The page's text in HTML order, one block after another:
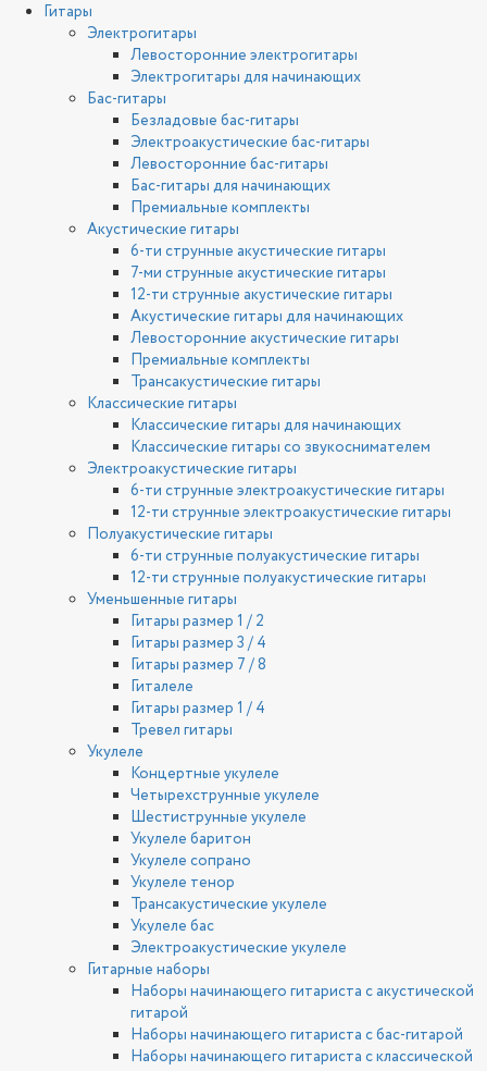
Гитары
Электрогитары
Левосторонние электрогитары
Электрогитары для начинающих
Бас-гитары
Безладовые бас-гитары
Электроакустические бас-гитары
Левосторонние бас-гитары
Бас-гитары для начинающих
Премиальные комплекты
Акустические гитары
6-ти струнные акустические гитары
7-ми струнные акустические гитары
12-ти струнные акустические гитары
Акустические гитары для начинающих
Левосторонние акустические гитары
Премиальные комплекты
Трансакустические гитары
Классические гитары
Классические гитары для начинающих
Классические гитары со звукоснимателем
Электроакустические гитары
6-ти струнные электроакустические гитары
12-ти струнные электроакустические гитары
Полуакустические гитары
6-ти струнные полуакустические гитары
12-ти струнные полуакустические гитары
Уменьшенные гитары
Гитары размер 1 / 2
Гитары размер 3 / 4
Гитары размер 7 / 8
Гиталеле
Гитары размер 1 / 4
Тревел гитары
Укулеле
Концертные укулеле
Четырехструнные укулеле
Шестиструнные укулеле
Укулеле баритон
Укулеле сопрано
Укулеле тенор
Трансакустические укулеле
Укулеле бас
Электроакустические укулеле
Гитарные наборы
Наборы начинающего гитариста с акустической
гитарой
Наборы начинающего гитариста с бас-гитарой
Наборы начинающего гитариста с классической